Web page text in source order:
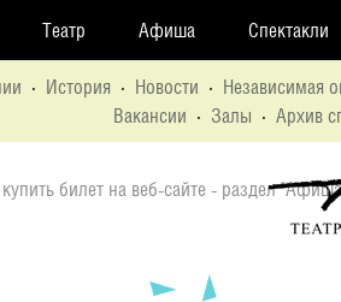
Театр Афиша Спектакли
· История · Новости · Независимая
Вакансии · Залы · Архив
билет на веб-сайте - раздел